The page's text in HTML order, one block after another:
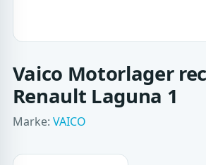
Vaico Motorlager
Renault Laguna 1
Marke: VAICO